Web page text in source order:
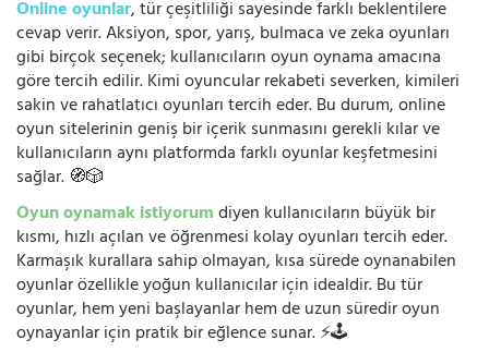
Online oyunlar, tür çeşitliliği sayesinde farklı beklentilere
cevap verir. Aksiyon, spor, yarış, bulmaca ve zeka oyunları
gibi birçok seçenek; kullanıcıların oyun oynama amacına
göre tercih edilir. Kimi oyuncular rekabeti severken, kimileri
sakin ve rahatlatıcı oyunları tercih eder. Bu durum, online
oyun sitelerinin geniş bir içerik sunmasını gerekli kılar ve
kullanıcıların aynı platformda farklı oyunlar keşfetmesini
sağlar. 🧭🎲
Oyun oynamak istiyorumdiyen kullanıcıların büyük bir
kısmı, hızlı açılan ve öğrenmesi kolay oyunları tercih eder.
Karmaşık kurallara sahip olmayan, kısa sürede oynanabilen
oyunlar özellikle yoğun kullanıcılar için idealdir. Bu tür
oyunlar, hem yeni başlayanlar hem de uzun süredir oyun
oynayanlar için pratik bir eğlence sunar. ⚡🕹️